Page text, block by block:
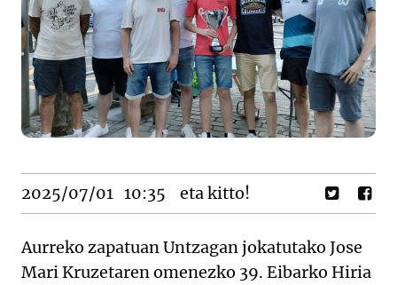
2025/07/01 10:35 eta kitto!
Aurreko zapatuan Untzagan jokatutako Jose
Mari Kruzetaren omenezko 39. Eibarko Hiria